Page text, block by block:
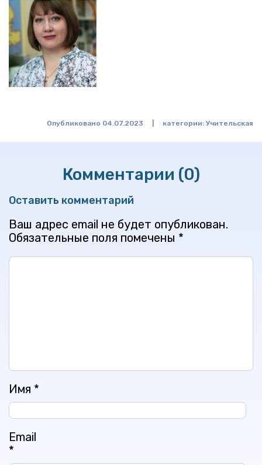
Опубликовано 04.07.2023 категории: Учительская
Комментарии (0)
Оставить комментарий
Ваш адрес email не будет опубликован.
Обязательные поля помечены *
Имя *
Email
*